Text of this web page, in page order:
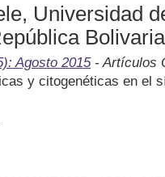
Universidad
Agosto 2015- Artículos
y citogenéticas en el